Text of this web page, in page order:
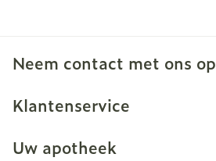
Neem contact met ons op
Klantenservice
Uw apotheek